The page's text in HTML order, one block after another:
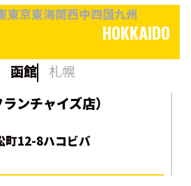
東京東海関西中四国九州
HOKKAIDO
函館
札幌
ンチャイズ店）
町12-8ハコビバ